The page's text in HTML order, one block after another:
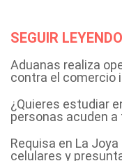
SEGUIR LEYENDO
Aduanas realiza
contra el comercio
¿Quieres estudiar
personas acuden
Requisa en La
celulares y